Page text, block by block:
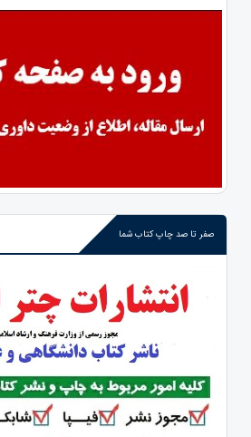
صفر تا صد چاپ کتاب شما